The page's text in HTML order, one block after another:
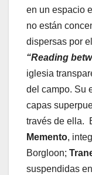
en un espacio
no están
dispersas por
“Reading
iglesia
del campo. Su
capas
través de ella.
Memento,
Borgloon;
suspendidas